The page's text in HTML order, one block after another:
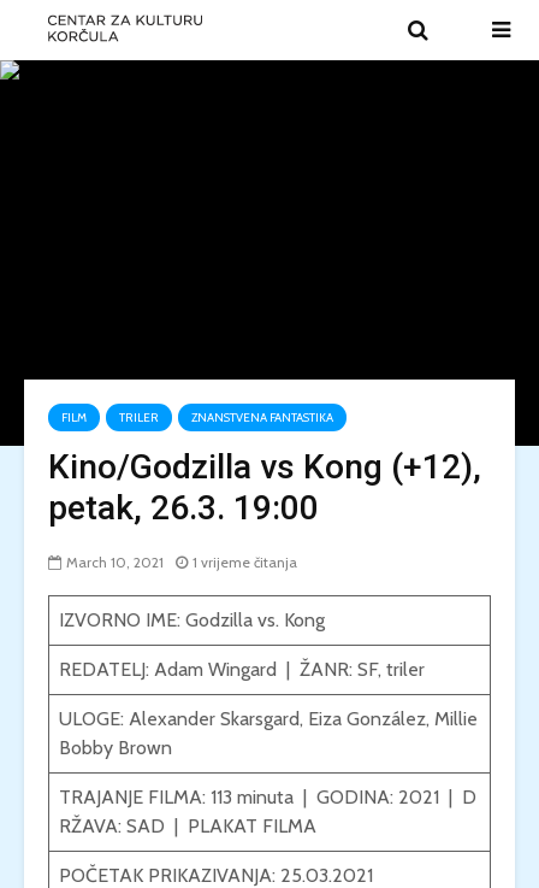
FILM TRILER ZNANSTVENA FANTASTIKA
Kino/Godzilla vs Kong (+12),
petak, 26.3. 19:00
March 10, 2021 1 vrijeme čitanja
IZVORNO IME: Godzilla vs. Kong
REDATELJ: Adam Wingard | ŽANR: SF, triler
ULOGE: Alexander Skarsgard, Eiza González, Millie
Bobby Brown
TRAJANJE FILMA: 113 minuta | GODINA: 2021 | D
RŽAVA: SAD | PLAKAT FILMA
POČETAK PRIKAZIVANJA: 25.03.2021